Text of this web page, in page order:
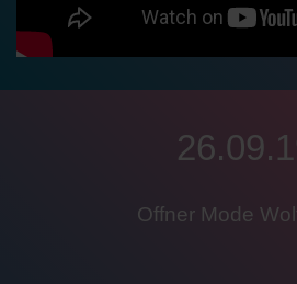
Offner Mode